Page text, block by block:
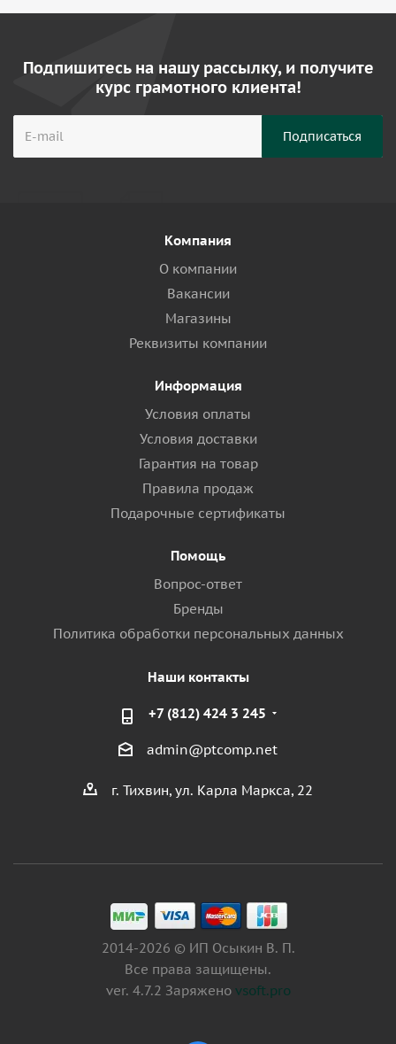
Подпишитесь на нашу рассылку, и получите
курс грамотного клиента!
Компания
О компании
Вакансии
Магазины
Реквизиты компании
Информация
Условия оплаты
Условия доставки
Гарантия на товар
Правила продаж
Подарочные сертификаты
Помощь
Вопрос-ответ
Бренды
Политика обработки персональных данных
Наши контакты
+7 (812) 424 3 245
admin@ptcomp.net
г. Тихвин, ул. Карла Маркса, 22
2014-2026 © ИП Осыкин В. П.
Все права защищены.
ver. 4.7.2 Заряжено vsoft.pro